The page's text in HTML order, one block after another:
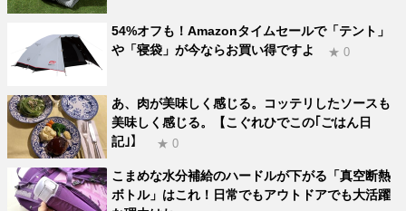
54%オフも！Amazonタイムセールで「テント」
や「寝袋」が今ならお買い得ですよ
★ 0
あ、肉が美味しく感じる。コッテリしたソースも
美味しく感じる。【こぐれひでこの｢ごはん日
記｣】
★ 0
こまめな水分補給のハードルが下がる「真空断熱
ボトル」はこれ！日常でもアウトドアでも大活躍